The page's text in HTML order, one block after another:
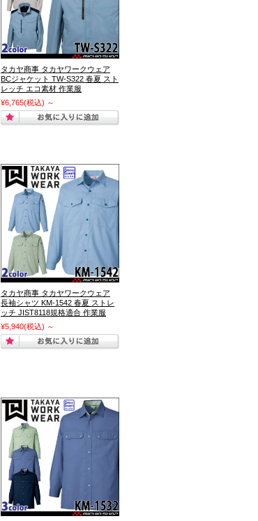
タカヤ商事 タカヤワークウェア
BCジャケット TW-S322 春夏 スト
レッチ エコ素材 作業服
¥6,765(税込) ～
タカヤ商事 タカヤワークウェア
長袖シャツ KM-1542 春夏 ストレ
ッチ JIST8118規格適合 作業服
¥5,940(税込) ～